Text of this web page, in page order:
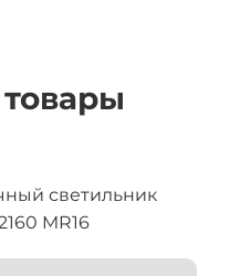
светильник
MR16